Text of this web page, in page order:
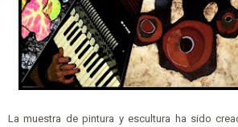
La muestra de pintura y escultura ha sido